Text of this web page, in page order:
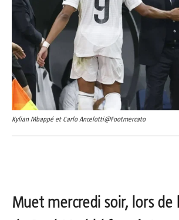
Kylian Mbappé et Carlo Ancelotti@Footmercato
Muet mercredi soir, lors de